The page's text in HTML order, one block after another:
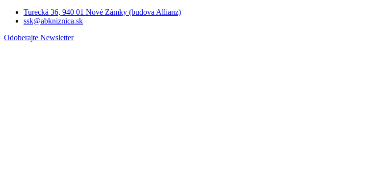
Turecká 36, 940 01 Nové Zámky (budova Allianz)
ssk@abkniznica.sk
Odoberajte Newsletter